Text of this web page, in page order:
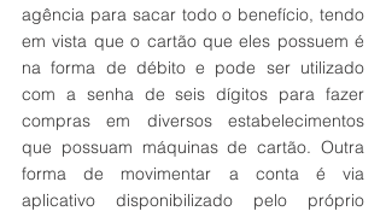
agência para sacar todo o benefício, tendo
em vista que o cartão que eles possuem é
na forma de débito e pode ser utilizado
com a senha de seis dígitos para fazer
compras em diversos estabelecimentos
que possuam máquinas de cartão. Outra
forma de movimentar a conta é via
aplicativo disponibilizado pelo próprio